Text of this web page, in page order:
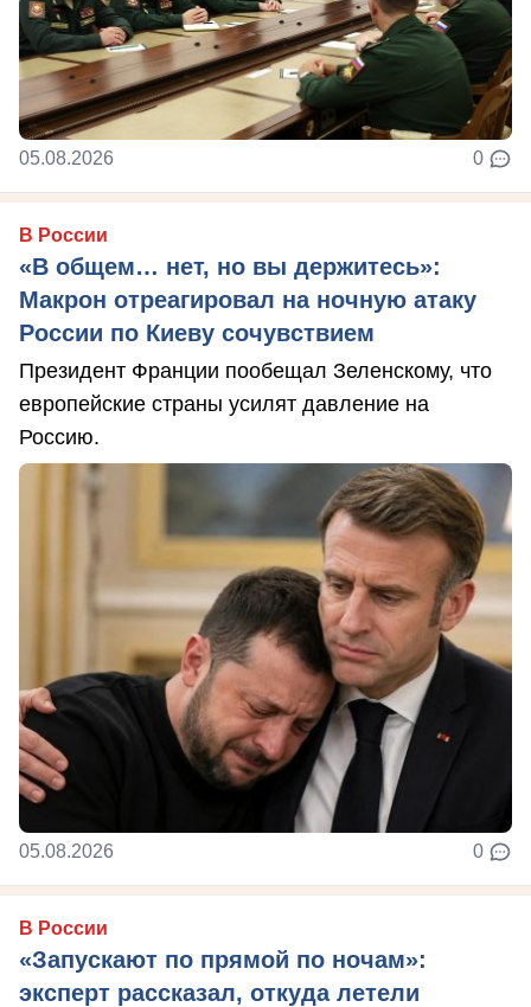
05.08.2026 0
В России
«В общем… нет, но вы держитесь»:
Макрон отреагировал на ночную атаку
России по Киеву сочувствием
Президент Франции пообещал Зеленскому, что
европейские страны усилят давление на
Россию.
05.08.2026 0
В России
«Запускают по прямой по ночам»:
эксперт рассказал, откуда летели